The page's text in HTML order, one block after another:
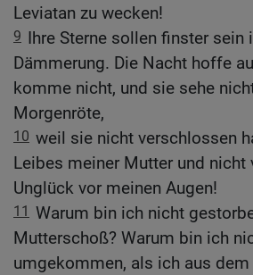
Leviatan zu wecken!
9 Ihre Sterne sollen finster sein
Dämmerung. Die Nacht hoffe
komme nicht, und sie sehe
Morgenröte,
10 weil sie nicht verschlossen
Leibes meiner Mutter und nicht
Unglück vor meinen Augen!
11 Warum bin ich nicht
Mutterschoß? Warum bin ich
umgekommen, als ich aus